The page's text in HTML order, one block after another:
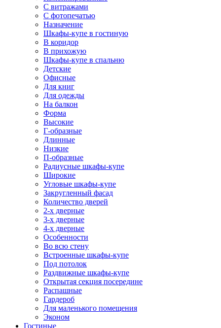
С витражами
С фотопечатью
Назначение
Шкафы-купе в гостиную
В коридор
В прихожую
Шкафы-купе в спальню
Детские
Офисные
Для книг
Для одежды
На балкон
Форма
Высокие
Г-образные
Длинные
Низкие
П-образные
Радиусные шкафы-купе
Широкие
Угловые шкафы-купе
Закругленный фасад
Количество дверей
2-х дверные
3-х дверные
4-х дверные
Особенности
Во всю стену
Встроенные шкафы-купе
Под потолок
Раздвижные шкафы-купе
Открытая секция посередине
Распашные
Гардероб
Для маленького помещения
Эконом
Гостиные